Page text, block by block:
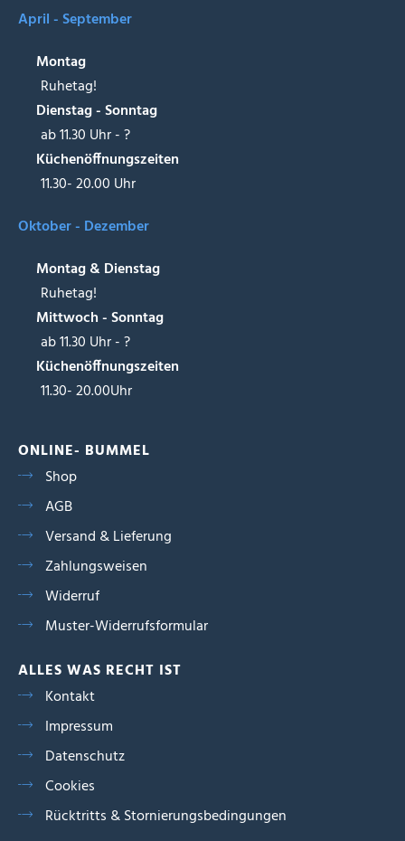
April - September
Montag
Ruhetag!
Dienstag - Sonntag
ab 11.30 Uhr - ?
Küchenöffnungszeiten
11.30- 20.00 Uhr
Oktober - Dezember
Montag & Dienstag
Ruhetag!
Mittwoch - Sonntag
ab 11.30 Uhr - ?
Küchenöffnungszeiten
11.30- 20.00Uhr
ONLINE- BUMMEL
Shop
AGB
Versand & Lieferung
Zahlungsweisen
Widerruf
Muster-Widerrufsformular
ALLES WAS RECHT IST
Kontakt
Impressum
Datenschutz
Cookies
Rücktritts & Stornierungsbedingungen